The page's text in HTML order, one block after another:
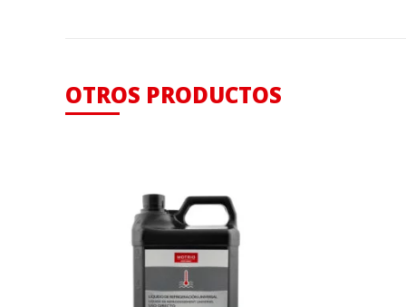
OTROS PRODUCTOS